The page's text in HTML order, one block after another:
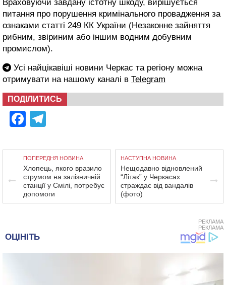
Враховуючи завдану істотну шкоду, вирішується
питання про порушення кримінального провадження за
ознаками статті 249 КК України (Незаконне зайняття
рибним, звіриним або іншим водним добувним
промислом).
Усі найцікавіші новини Черкас та регіону можна
отримувати на нашому каналі в Telegram
ПОДІЛИТИСЬ
Facebook
ПОПЕРЕДНЯ НОВИНА
Хлопець, якого вразило
струмом на залізничній
станції у Смілі, потребує
допомоги
НАСТУПНА НОВИНА
Нещодавно відновлений
“Літак” у Черкасах
страждає від вандалів
(фото)
РЕКЛАМА
РЕКЛАМА